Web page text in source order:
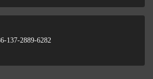
137-2889-6282